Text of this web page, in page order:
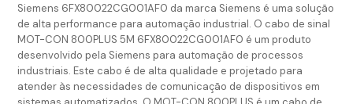
Siemens 6FX80022CG001AF0 da marca Siemens é uma solução
de alta performance para automação industrial. O cabo de sinal
MOT-CON 800PLUS 5M 6FX80022CG001AF0 é um produto
desenvolvido pela Siemens para automação de processos
industriais. Este cabo é de alta qualidade e projetado para
atender às necessidades de comunicação de dispositivos em